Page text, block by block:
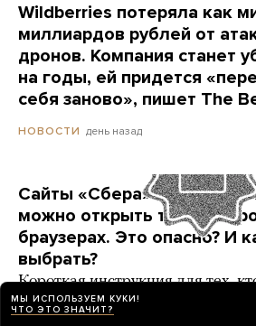
Wildberries потеряла как
миллиардов рублей от
дронов. Компания станет
на годы, ей придется
себя заново», пишет The
НОВОСТИ день назад
Сайты «Сбера» и других
можно открыть только в
браузерах. Это опасно? И
выбрать?
Короткая инструкция для тех,
переходить на продукты
МЫ ИСПОЛЬЗУЕМ КУКИ!
ЧТО ЭТО ЗНАЧИТ?